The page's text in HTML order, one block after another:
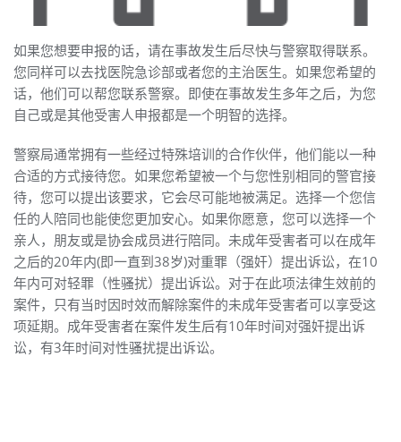
如果您想要申报的话，请在事故发生后尽快与警察取得联系。
您同样可以去找医院急诊部或者您的主治医生。如果您希望的
话，他们可以帮您联系警察。即使在事故发生多年之后，为您
自己或是其他受害人申报都是一个明智的选择。
警察局通常拥有一些经过特殊培训的合作伙伴，他们能以一种
合适的方式接待您。如果您希望被一个与您性别相同的警官接
待，您可以提出该要求，它会尽可能地被满足。选择一个您信
任的人陪同也能使您更加安心。如果你愿意，您可以选择一个
亲人，朋友或是协会成员进行陪同。未成年受害者可以在成年
之后的20年内(即一直到38岁)对重罪（强奸）提出诉讼，在10
年内可对轻罪（性骚扰）提出诉讼。对于在此项法律生效前的
案件，只有当时因时效而解除案件的未成年受害者可以享受这
项延期。成年受害者在案件发生后有10年时间对强奸提出诉
讼，有3年时间对性骚扰提出诉讼。